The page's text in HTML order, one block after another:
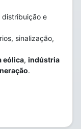
distribuição e
sinalização,
eólica, indústria
.